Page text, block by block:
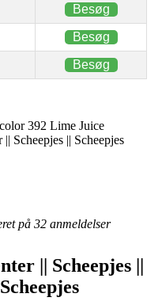
Besøg
Besøg
Besøg
392 Lime Juice
Scheepjes || Scheepjes
på 32 anmeldelser
|| Scheepjes ||